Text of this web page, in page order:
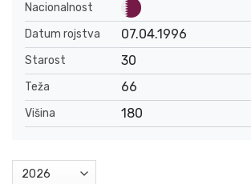
Nacionalnost
Datum rojstva
07.04.1996
Starost 30
Teža 66
Višina 180